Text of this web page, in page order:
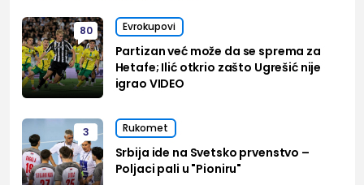
80 Evrokupovi
Partizan već može da se sprema za
Hetafe; Ilić otkrio zašto Ugrešić nije
igrao VIDEO
3 Rukomet
Srbija ide na Svetsko prvenstvo –
Poljaci pali u "Pioniru"